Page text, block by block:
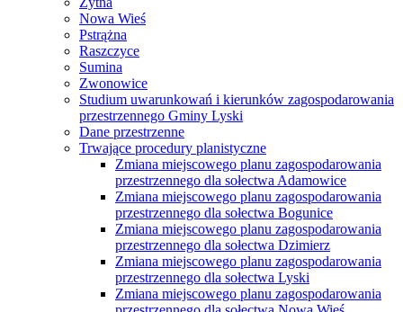
Nowa Wieś
Pstrążna
Raszczyce
Sumina
Zwonowice
Studium uwarunkowań i kierunków zagospodarowania
przestrzennego Gminy Lyski
Dane przestrzenne
Trwające procedury planistyczne
Zmiana miejscowego planu zagospodarowania
przestrzennego dla sołectwa Adamowice
Zmiana miejscowego planu zagospodarowania
przestrzennego dla sołectwa Bogunice
Zmiana miejscowego planu zagospodarowania
przestrzennego dla sołectwa Dzimierz
Zmiana miejscowego planu zagospodarowania
przestrzennego dla sołectwa Lyski
Zmiana miejscowego planu zagospodarowania